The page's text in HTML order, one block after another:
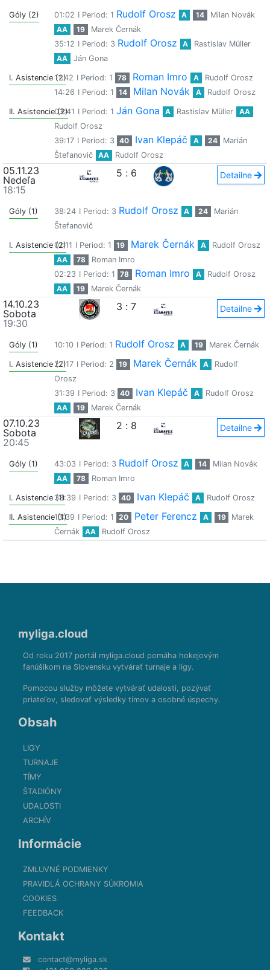
Góly (2) 01:02 I Period: 1 Rudolf Orosz A 14
Milan Novák
AA
19
Marek Černák
35:12 I Period: 3 Rudolf Orosz A
Rastislav Müller
AA
Ján Gona
I. Asistencie (2)
11:42 I Period: 1 78 Roman Imro A
Rudolf Orosz
14:26 I Period: 1 14 Milan Novák A Rudolf Orosz
II. Asistencie (2)
03:41 I Period: 1 Ján Gona A Rastislav Müller
AA
Rudolf Orosz
39:17 I Period: 3 40 Ivan Klepáč A 24
Marián
Štefanovič
AA Rudolf Orosz
05.11.23
Nedeľa
18:15
5 : 6 Detailne
Góly (1) 38:24 I Period: 3 Rudolf Orosz A 24
Marián
Štefanovič
I. Asistencie (2)
01:11 I Period: 1 19 Marek Černák A
Rudolf Orosz
AA
78
Roman Imro
02:23 I Period: 1 78 Roman Imro A
Rudolf Orosz
AA
19 Marek Černák
14.10.23
Sobota
19:30
3 : 7 Detailne
Góly (1) 10:10 I Period: 1 Rudolf Orosz A 19 Marek Černák
I. Asistencie (2)
27:17 I Period: 2 19 Marek Černák A
Rudolf
Orosz
31:39 I Period: 3 40 Ivan Klepáč A
Rudolf Orosz
AA
19 Marek Černák
07.10.23
Sobota
20:45
2 : 8 Detailne
Góly (1) 43:03 I Period: 3 Rudolf Orosz A 14
Milan Novák
AA
78 Roman Imro
I. Asistencie (1)38:39 I Period: 3 40 Ivan Klepáč A Rudolf Orosz
II. Asistencie (1)
13:39 I Period: 1 20 Peter Ferencz A 19
Marek
Černák
AA Rudolf Orosz
myliga.cloud
Od roku 2017 portál myliga.cloud pomáha hokejovým
fanúšikom na Slovensku vytvárať turnaje a ligy.
Pomocou služby môžete vytvárať udalosti, pozývať
priateľov, sledovať výsledky tímov a osobné úspechy.
Obsah
LIGY
TURNAJE
TÍMY
ŠTADIÓNY
UDALOSTI
ARCHÍV
Informácie
ZMLUVNÉ PODMIENKY
PRAVIDLÁ OCHRANY SÚKROMIA
COOKIES
FEEDBACK
Kontakt
contact@myliga.sk